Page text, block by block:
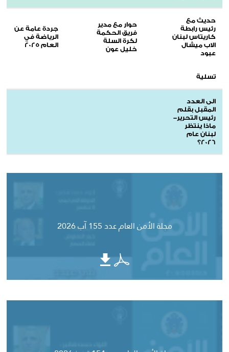
حديث مع
رئيس رابطة
كاريتاس لبنان
الاب ميشال
عبود
حوار مع مدير
فريق الحكمة
لكرة السلة
خليل عون
جردة عامة عن
الرياضة في
العام 2025
تسلية
الى العدد
المقبل بقلم
رئيس التحرير-
ماذا ينتظر
لبنان عام
2026؟
مجلة الأمن العام عدد 155 آب 2026